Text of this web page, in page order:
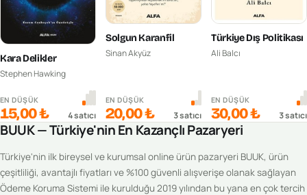
Kara Delikler
Stephen Hawking
EN DÜŞÜK
15,00 ₺ 4satıcı
Solgun Karanfil
Sinan Akyüz
EN DÜŞÜK
20,00 ₺ 3satıcı
Türkiye Dış Politikası
Ali Balcı
EN DÜŞÜK
30,00 ₺ 3satıcı
BUUK — Türkiye'nin En Kazançlı Pazaryeri
Türkiye'nin ilk bireysel ve kurumsal online ürün pazaryeri BUUK, ürün
çeşitliliği, avantajlı fiyatları ve %100 güvenli alışverişe olanak sağlayan
Ödeme Koruma Sistemi ile kurulduğu 2019 yılından bu yana en çok tercih